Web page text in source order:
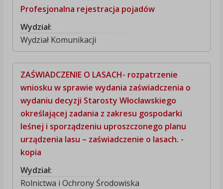
Profesjonalna rejestracja pojadów
Wydział:
Wydział Komunikacji
ZAŚWIADCZENIE O LASACH- rozpatrzenie
wniosku w sprawie wydania zaświadczenia o
wydaniu decyzji Starosty Włocławskiego
określającej zadania z zakresu gospodarki
leśnej i sporządzeniu uproszczonego planu
urządzenia lasu – zaświadczenie o lasach. -
kopia
Wydział:
Rolnictwa i Ochrony Środowiska